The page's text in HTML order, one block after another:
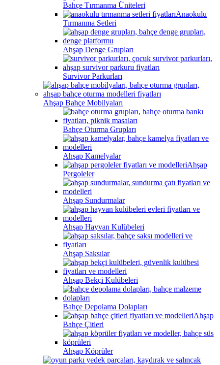
Bahçe Tırmanma Üniteleri
Anaokulu
Tırmanma Setleri
Ahşap Denge Grupları
Survivor Parkurları
Ahşap Bahçe Mobilyaları
Bahçe Oturma Grupları
Ahşap Kamelyalar
Ahşap
Pergoleler
Ahşap Sundurmalar
Ahşap Hayvan Kulübeleri
Ahşap Saksılar
Ahşap Bekçi Kulübeleri
Bahçe Depolama Dolapları
Ahşap
Bahçe Çitleri
Ahşap Köprüler